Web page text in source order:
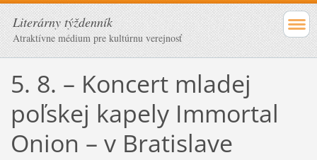
Literárny týždenník
Atraktívne médium pre kultúrnu verejnosť
5. 8. – Koncert mladej
poľskej kapely Immortal
Onion – v Bratislave